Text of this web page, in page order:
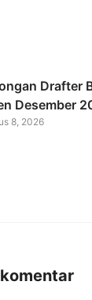
Drafter
Desember
8, 2026